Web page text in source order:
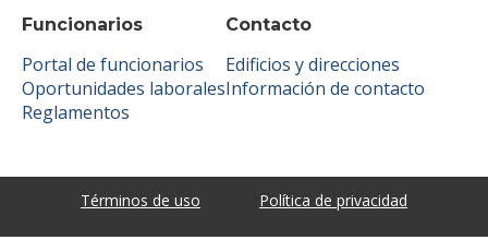
Funcionarios
Portal de funcionarios
Oportunidades laborales
Reglamentos
Contacto
Edificios y direcciones
Información de contacto
Términos de uso Política de privacidad